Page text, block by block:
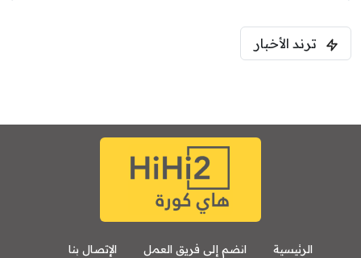
فرينتسفاروشي
8:00 م
مباراة ودية
ترند الأخبار
الرئيسية انضم إلى فريق العمل الإتصال بنا